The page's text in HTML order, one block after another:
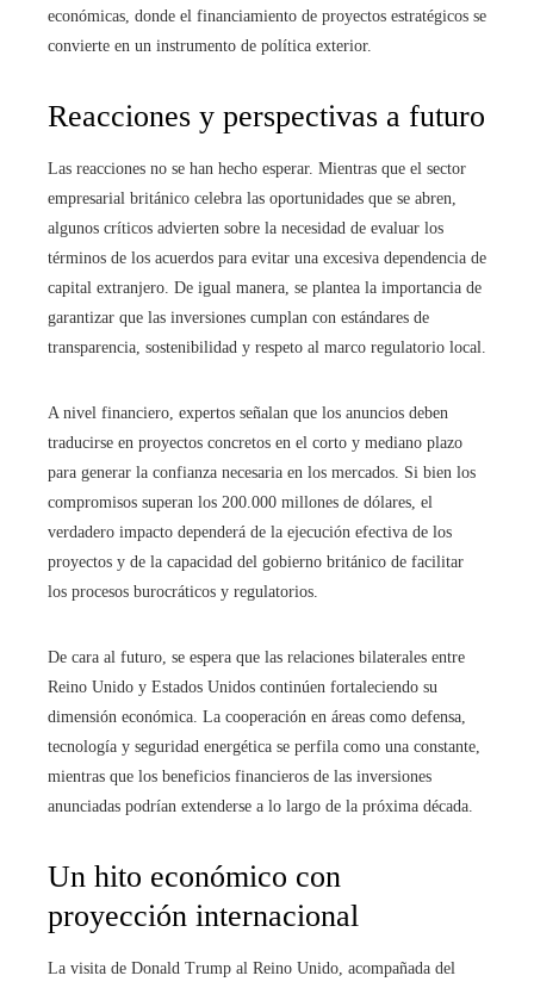
económicas, donde el financiamiento de proyectos estratégicos se
convierte en un instrumento de política exterior.
Reacciones y perspectivas a futuro
Las reacciones no se han hecho esperar. Mientras que el sector
empresarial británico celebra las oportunidades que se abren,
algunos críticos advierten sobre la necesidad de evaluar los
términos de los acuerdos para evitar una excesiva dependencia de
capital extranjero. De igual manera, se plantea la importancia de
garantizar que las inversiones cumplan con estándares de
transparencia, sostenibilidad y respeto al marco regulatorio local.
A nivel financiero, expertos señalan que los anuncios deben
traducirse en proyectos concretos en el corto y mediano plazo
para generar la confianza necesaria en los mercados. Si bien los
compromisos superan los 200.000 millones de dólares, el
verdadero impacto dependerá de la ejecución efectiva de los
proyectos y de la capacidad del gobierno británico de facilitar
los procesos burocráticos y regulatorios.
De cara al futuro, se espera que las relaciones bilaterales entre
Reino Unido y Estados Unidos continúen fortaleciendo su
dimensión económica. La cooperación en áreas como defensa,
tecnología y seguridad energética se perfila como una constante,
mientras que los beneficios financieros de las inversiones
anunciadas podrían extenderse a lo largo de la próxima década.
Un hito económico con
proyección internacional
La visita de Donald Trump al Reino Unido, acompañada del